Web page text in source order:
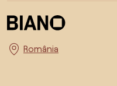
Alege țara